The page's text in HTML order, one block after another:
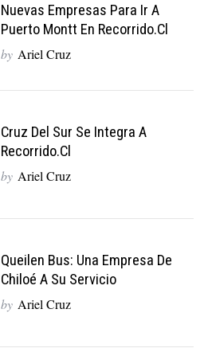
Nuevas Empresas Para Ir A
Puerto Montt En Recorrido.cl
by Ariel Cruz
Cruz Del Sur Se Integra A
Recorrido.cl
by Ariel Cruz
Queilen Bus: Una Empresa De
Chiloé A Su Servicio
by Ariel Cruz